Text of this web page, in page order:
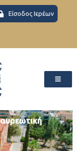
Είσοδος Ιερέων